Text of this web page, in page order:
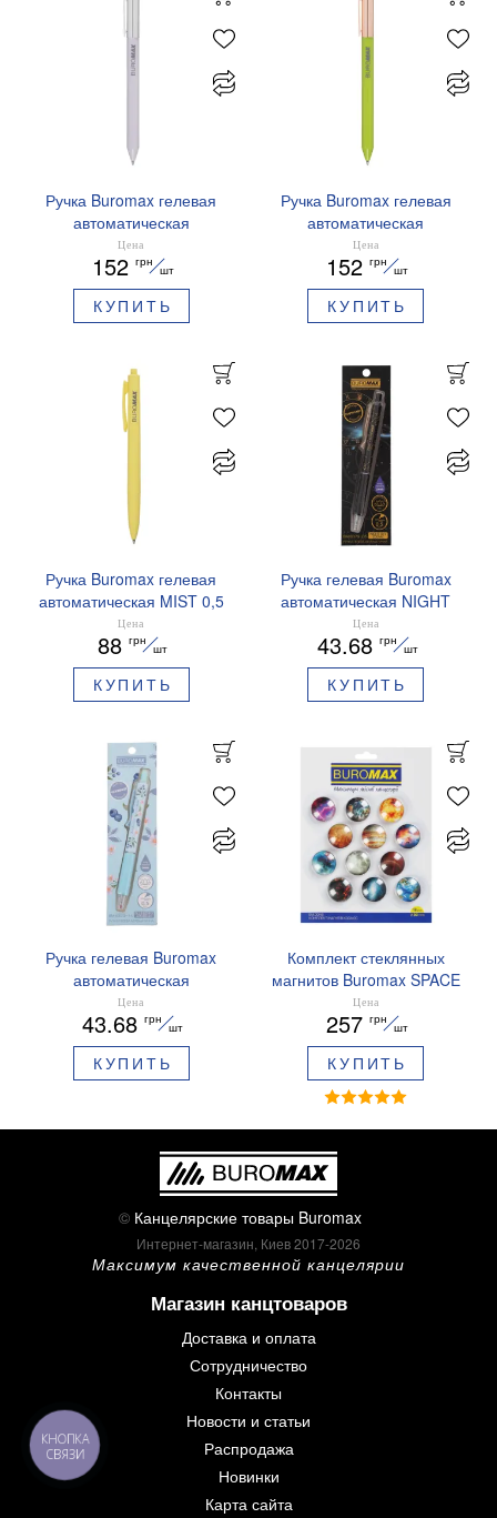
Ручка Buromax гелевая
автоматическая
PRESTIGE SILVER 0,5 мм
синие чернила BM.83102
Цена
152 грн
шт
КУПИТЬ
Ручка Buromax гелевая
автоматическая
PRESTIGE GOLD 0,5 мм
синие чернила BM.83101
Цена
152 грн
шт
КУПИТЬ
Ручка Buromax гелевая
автоматическая MIST 0,5
мм синие чернила
BM.83103
Цена
88 грн
шт
КУПИТЬ
Ручка гелевая Buromax
автоматическая NIGHT
SKY ZODIAC 0.5 мм
ароматизированный грипп
синие чернила BM.8379-
01
Цена
43.68 грн
шт
КУПИТЬ
Ручка гелевая Buromax
автоматическая
ARABESKI 0.5 мм
ароматизированный грипп
синие чернила в блистере
BM.8379-02
Цена
43.68 грн
шт
КУПИТЬ
Комплект стеклянных
магнитов Buromax SPACE
12 шт 30 мм BM.0048
Цена
257 грн
шт
КУПИТЬ
© Канцелярские товары Buromax
Интернет-магазин, Киев 2017-2026
Максимум качественной канцелярии
Магазин канцтоваров
Доставка и оплата
Сотрудничество
Контакты
Новости и статьи
Распродажа
Новинки
Карта сайта
КНОПКА
СВЯЗИ